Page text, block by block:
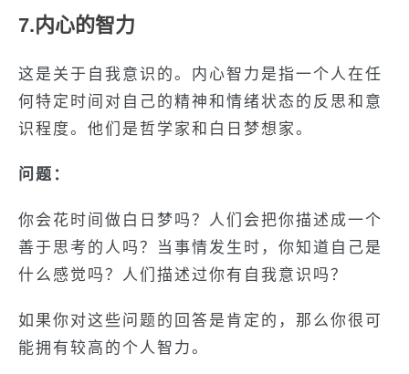
7.内心的智力
这是关于自我意识的。内心智力是指一个人在任
何特定时间对自己的精神和情绪状态的反思和意
识程度。他们是哲学家和白日梦想家。
问题：
你会花时间做白日梦吗？人们会把你描述成一个
善于思考的人吗？当事情发生时，你知道自己是
什么感觉吗？人们描述过你有自我意识吗？
如果你对这些问题的回答是肯定的，那么你很可
能拥有较高的个人智力。